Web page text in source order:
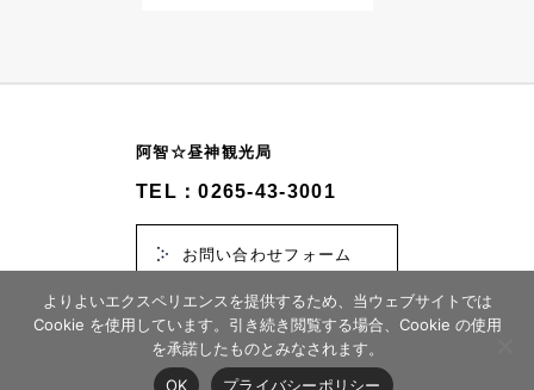
阿智☆昼神観光局
TEL：0265-43-3001
お問い合わせフォーム
© 2026 スタービレッジ阿智誘客促進協議会
よりよいエクスペリエンスを提供するため、当ウェブサイトでは
Cookie を使用しています。引き続き閲覧する場合、Cookie の使用
を承諾したものとみなされます。
OK
プライバシーポリシー